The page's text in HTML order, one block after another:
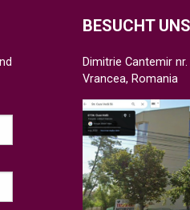
BESUCHT
Dimitrie Cantemir
Vrancea, Romania